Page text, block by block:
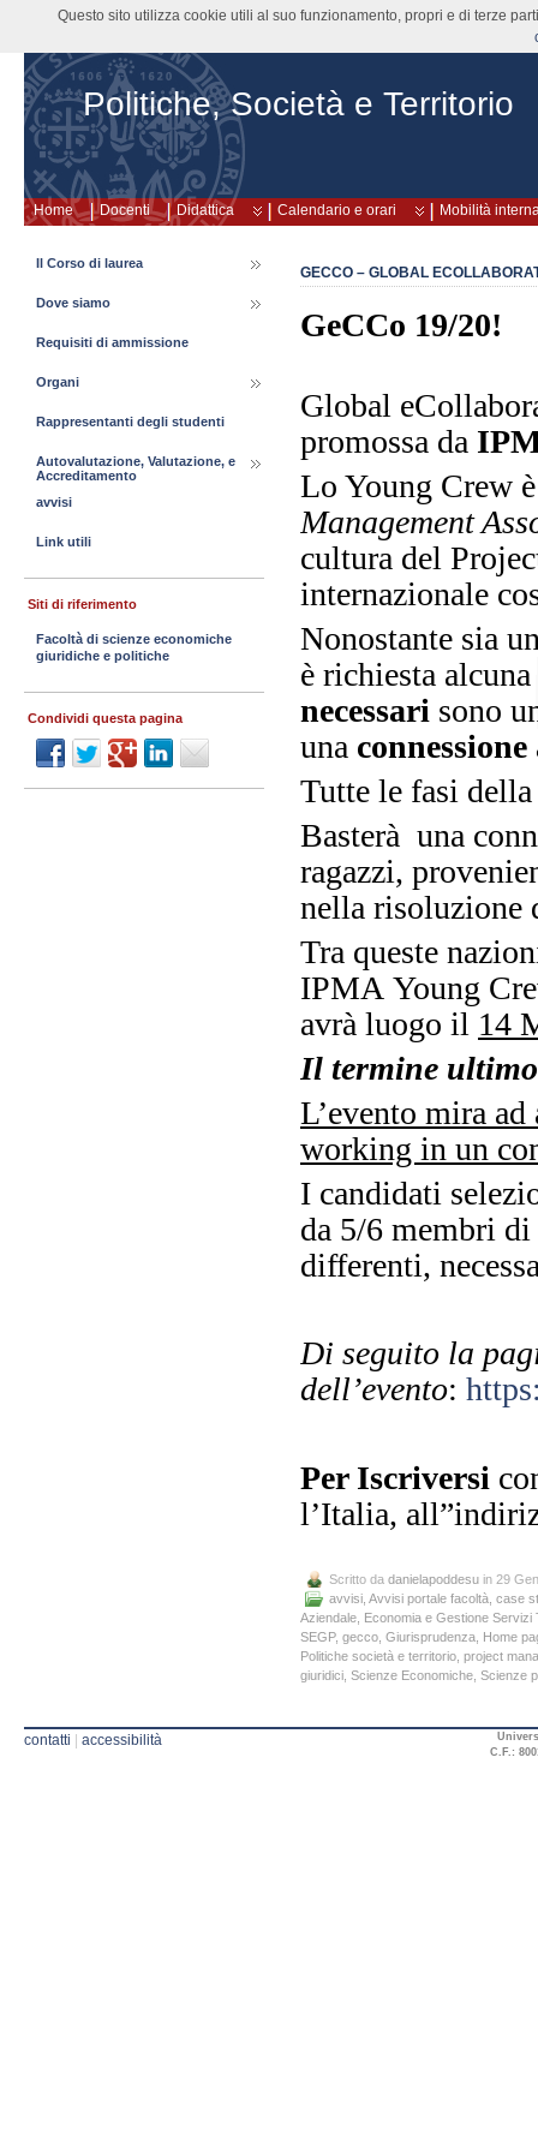
Politiche, Società e Territorio
Home Docenti Didattica Calendario e orari Mobilità
GECCO – GLOBAL
GeCCo 19/20!
Global
promossa da
Lo Young Crew
Management
cultura del
internazionale
Nonostante sia
è richiesta
necessari sono
una
Tutte le fasi
Basterà una
ragazzi,
nella risoluzione
Tra queste
IPMA Young
avrà luogo il 14
Il termine
L’evento mira
working in un
I candidati
da 5/6 membri di
differenti,
Di seguito la
dell’evento:
Per Iscriversi
l’Italia,
Scritto da danielapoddesu in 29
avvisi Avvisi portale facoltà case
Aziendale
Economia e Gestione Servizi
SEGP, gecco Giurisprudenza
Home
Politiche società e territorio project
giuridici Scienze Economiche Scienze
Il Corso di laurea
Dove siamo
Requisiti di ammissione
Organi
Rappresentanti degli studenti
Autovalutazione, Valutazione, e
Accreditamento
avvisi
Link utili
Siti di riferimento
Facoltà di scienze economiche
giuridiche e politiche
Condividi questa pagina
contatti accessibilità
C.F.:
Questo sito utilizza cookie utili al suo funzionamento, propri e di terze